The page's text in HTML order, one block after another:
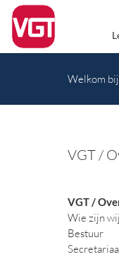
Welkom
VGT /
VGT /
Wie zijn wij
Bestuur